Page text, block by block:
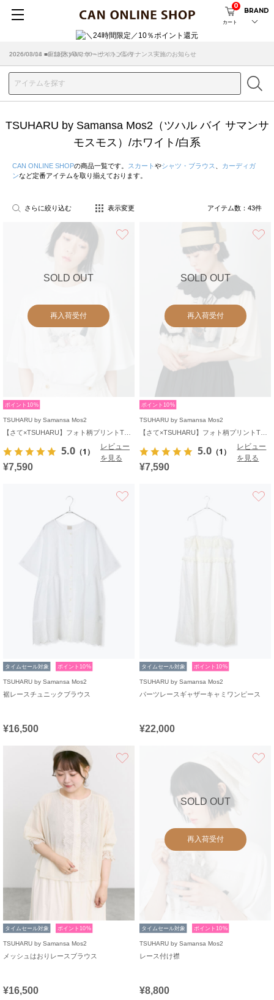
カート
0
BRAND
2026/03/18 ■店舗受け取りサービスのご案内
TSUHARU by Samansa Mos2（ツハル バイ サマンサ
モスモス）/ホワイト/白系
CAN ONLINE SHOPの商品一覧です。 スカート やシャツ・ブラウス
カーディガ
ンなど定番アイテムを取り揃えております。
さらに絞り込む 表示変更 アイテム数： 43件
SOLD OUT
再入荷受付
ポイント10%
TSUHARU by Samansa Mos2
5.0 （1）
レビュー
を見る
¥7,590
SOLD OUT
再入荷受付
ポイント10%
TSUHARU by Samansa Mos2
5.0 （1）
レビュー
を見る
¥7,590
タイムセール対象 ポイント10%
TSUHARU by Samansa Mos2
裾レースチュニックブラウス
¥16,500
タイムセール対象 ポイント10%
TSUHARU by Samansa Mos2
パーツレースギャザーキャミワンピース
¥22,000
タイムセール対象 ポイント10%
TSUHARU by Samansa Mos2
メッシュはおりレースブラウス
¥16,500
SOLD OUT
再入荷受付
タイムセール対象 ポイント10%
TSUHARU by Samansa Mos2
レース付け襟
¥8,800